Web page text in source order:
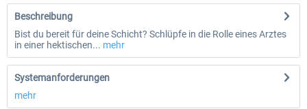
Beschreibung
Bist du bereit für deine Schicht? Schlüpfe in die Rolle eines Arztes
in einer hektischen... mehr
Systemanforderungen
mehr